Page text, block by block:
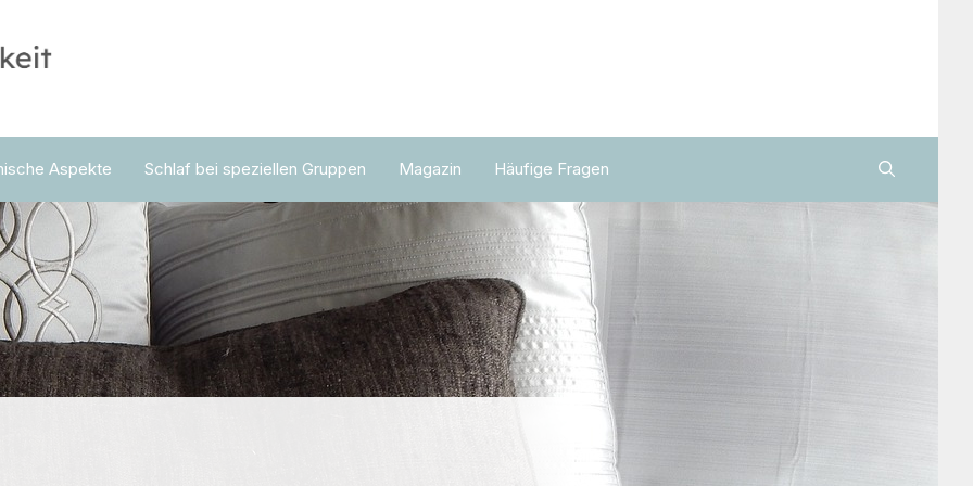
Aspekte Schlaf bei speziellen Gruppen Magazin Häufige Fragen